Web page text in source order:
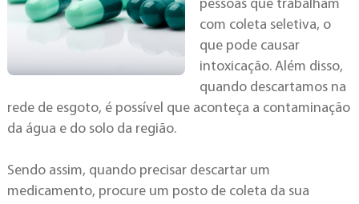
pessoas que trabalham
com coleta seletiva, o
que pode causar
intoxicação. Além disso,
quando descartamos na
rede de esgoto, é possível que aconteça a contaminação
da água e do solo da região.
Sendo assim, quando precisar descartar um
medicamento, procure um posto de coleta da sua